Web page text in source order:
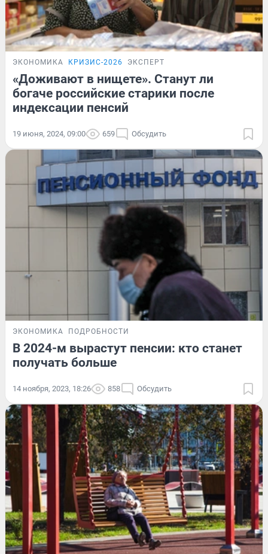
ЭКОНОМИКА КРИЗИС-2026 ЭКСПЕРТ
«Доживают в нищете». Станут ли
богаче российские старики после
индексации пенсий
19 июня, 2024, 09:00 659 Обсудить
ЭКОНОМИКА ПОДРОБНОСТИ
В 2024-м вырастут пенсии: кто станет
получать больше
14 ноября, 2023, 18:26 858 Обсудить